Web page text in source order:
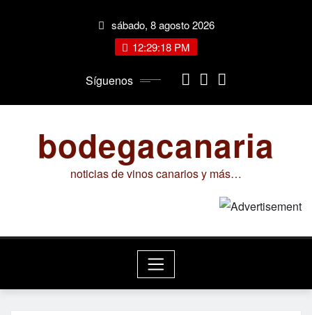
sábado, 8 agosto 2026
12:29:19 PM
Síguenos
bodegacanaria
noticias de vinos canarios y más…